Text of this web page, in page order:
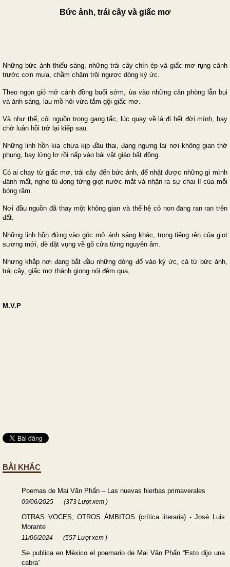
Bức ảnh, trái cây và giấc mơ
Những bức ảnh thiếu sáng, những trái cây chín ép và giấc mơ rụng cánh
trước cơn mưa, chầm chậm trôi ngược dòng ký ức.
Theo ngọn gió mở cánh đồng buổi sớm, ùa vào những căn phòng lẫn bụi
và ánh sáng, lau mồ hôi vừa tắm gội giấc mơ.
Và như thế, cội nguồn trong gang tấc, lúc quay về là đi hết đời mình, hay
chờ luân hồi trở lại kiếp sau.
Những linh hồn kia chưa kịp đầu thai, đang ngưng lại nơi không gian thờ
phụng, bay lửng lơ rồi nấp vào bái vật giáo bất động.
Có ai chạy từ giấc mơ, trái cây đến bức ảnh, để nhặt được những gì mình
đánh mất, nghe tù đọng từng giọt nước mắt và nhận ra sự chai lì của mỗi
bóng râm.
Nơi đầu nguồn đã thay một không gian và thế hệ cỏ non đang ran ran trên
đất.
Những linh hồn đứng vào góc mở ánh sáng khác, trong tiếng rên của giọt
sương mới, dè dặt vụng về gõ cửa từng nguyên âm.
Nhưng khắp nơi đang bắt đầu những dòng đổ vào ký ức, cả từ bức ảnh,
trái cây, giấc mơ thành giọng nói đêm qua.
M.V.P
BÀI KHÁC
Poemas de Mai Văn Phấn – Las nuevas hierbas primaverales
09/06/2025 (373 Lượt xem )
OTRAS VOCES, OTROS ÁMBITOS (crítica literaria) - José Luis
Morante
11/06/2024 (557 Lượt xem )
Se publica en México el poemario de Mai Văn Phấn “Esto dijo una
cabra”